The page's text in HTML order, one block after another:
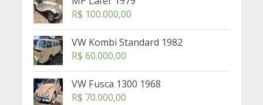
R$ 100.000,00
VW Kombi Standard 1982
R$ 60.000,00
VW Fusca 1300 1968
R$ 70.000,00